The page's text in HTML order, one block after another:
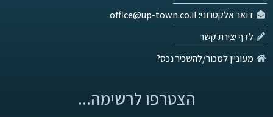
דואר אלקטרוני: office@up-town.co.il
לדף יצירת קשר
מעוניין למכור/להשכיר נכס?
הצטרפו לרשימה...